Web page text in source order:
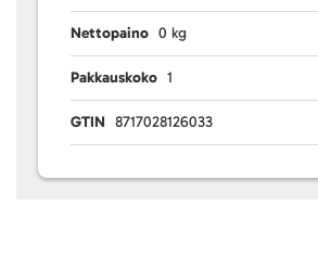
Nettopaino 0 kg
Pakkauskoko 1
GTIN 8717028126033